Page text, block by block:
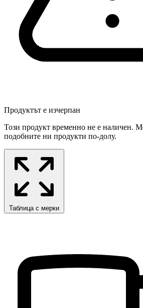
Продуктът е изчерпан
Този продукт временно не е наличен.
подобните ни продукти по-долу.
Таблица с мерки